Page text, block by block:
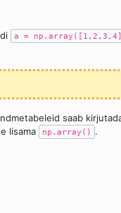
a =
saab
lisama
np.array() .